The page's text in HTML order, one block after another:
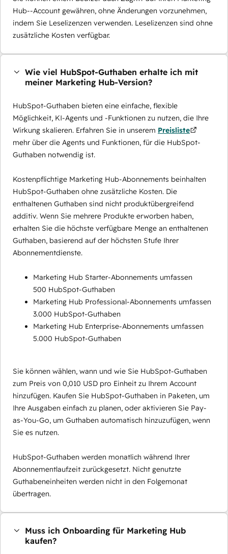
Hub--Account gewähren, ohne Änderungen vorzunehmen,
indem Sie Leselizenzen verwenden. Leselizenzen sind ohne
zusätzliche Kosten verfügbar.
Wie viel HubSpot-Guthaben erhalte ich mit
meiner Marketing Hub-Version?
HubSpot-Guthaben bieten eine einfache, flexible
Möglichkeit, KI-Agents und -Funktionen zu nutzen, die Ihre
Wirkung skalieren. Erfahren Sie in unserem Preisliste
mehr über die Agents und Funktionen, für die HubSpot-
Guthaben notwendig ist.
Kostenpflichtige Marketing Hub-Abonnements beinhalten
HubSpot-Guthaben ohne zusätzliche Kosten. Die
enthaltenen Guthaben sind nicht produktübergreifend
additiv. Wenn Sie mehrere Produkte erworben haben,
erhalten Sie die höchste verfügbare Menge an enthaltenen
Guthaben, basierend auf der höchsten Stufe Ihrer
Abonnementdienste.
Marketing Hub Starter-Abonnements umfassen
500 HubSpot-Guthaben
Marketing Hub Professional-Abonnements umfassen
3.000 HubSpot-Guthaben
Marketing Hub Enterprise-Abonnements umfassen
5.000 HubSpot-Guthaben
Sie können wählen, wann und wie Sie HubSpot-Guthaben
zum Preis von 0,010 USD pro Einheit zu Ihrem Account
hinzufügen. Kaufen Sie HubSpot-Guthaben in Paketen, um
Ihre Ausgaben einfach zu planen, oder aktivieren Sie Pay-
as-You-Go, um Guthaben automatisch hinzuzufügen, wenn
Sie es nutzen.
HubSpot-Guthaben werden monatlich während Ihrer
Abonnementlaufzeit zurückgesetzt. Nicht genutzte
Guthabeneinheiten werden nicht in den Folgemonat
übertragen.
Muss ich Onboarding für Marketing Hub
kaufen?